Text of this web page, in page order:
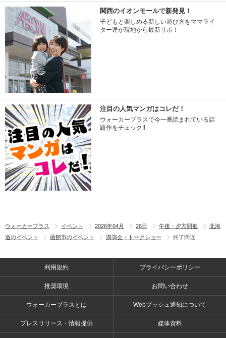
関西のイオンモールで新発見！
子どもと楽しめる新しい遊び方をママライ
ター達が現地から最新リポ！
注目の人気マンガはコレだ！
ウォーカープラスで今一番読まれている話
題作をチェック!!
ウォーカープラス イベント 2026年04月 26日 午後・夕方開催
北海
道のイベント
函館市のイベント 講演会・トークショー 終了間近
利用規約 プライバシーポリシー
推奨環境 お問い合わせ
ウォーカープラスとは Webプッシュ通知について
プレスリリース・情報提供 媒体資料